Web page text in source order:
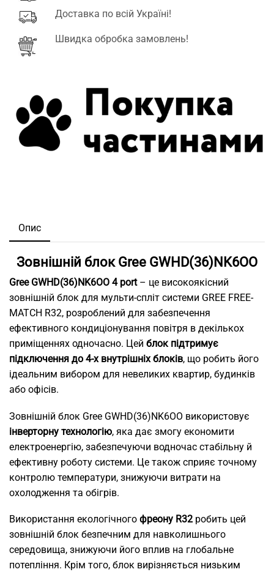
Доставка по всій Україні!
Швидка обробка замовлень!
Опис
Зовнішній блок Gree GWHD(36)NK6OO
Gree GWHD(36)NK6OO 4 port– це високоякісний
зовнішній блок для мульти-спліт системи GREE FREE-
MATCH R32, розроблений для забезпечення
ефективного кондиціонування повітря в декількох
приміщеннях одночасно. Цей блок підтримує
підключення до 4-х внутрішніх блоків, що робить його
ідеальним вибором для невеликих квартир, будинків
або офісів.
Зовнішній блок Gree GWHD(36)NK6OO використовує
інверторну технологію, яка дає змогу економити
електроенергію, забезпечуючи водночас стабільну й
ефективну роботу системи. Це також сприяє точному
контролю температури, знижуючи витрати на
охолодження та обігрів.
Використання екологічного фреону R32 робить цей
зовнішній блок безпечним для навколишнього
середовища, знижуючи його вплив на глобальне
потепління. Крім того, блок вирізняється низьким